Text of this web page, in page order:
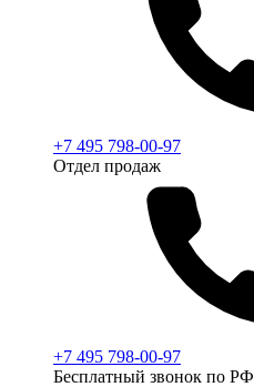
+7 495 798-00-97
Отдел продаж
+7 495 798-00-97
Бесплатный звонок по РФ